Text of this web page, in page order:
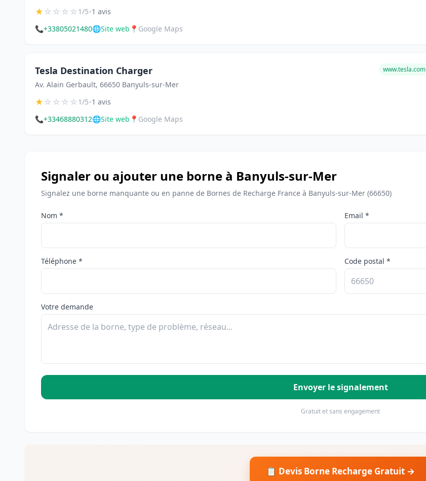
★☆☆☆☆1/5•1 avis
📞+33805021480🌐Site web 📍 Google Maps
Tesla Destination Charger
Av. Alain Gerbault, 66650 Banyuls-sur-Mer
www.tesla.com
★☆☆☆☆1/5•1 avis
📞+33468880312🌐Site web 📍 Google Maps
Signaler ou ajouter une borne à Banyuls-sur-Mer
Signalez une borne manquante ou en panne de Bornes de Recharge France à Banyuls-sur-Mer (66650)
Nom * Email *
Téléphone * Code postal *
Votre demande
Envoyer le signalement
Gratuit et sans engagement
📋 Devis Borne Recharge Gratuit →